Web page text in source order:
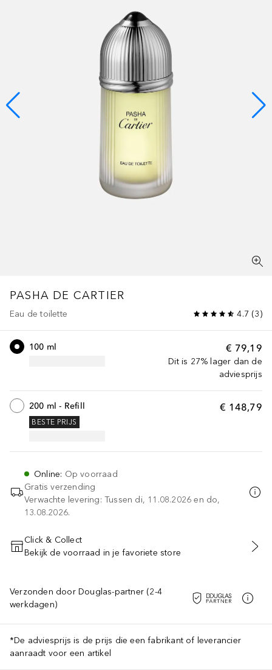
PASHA DE CARTIER
Eau de toilette 4.7 (3)
€ 79,19
Dit is 27% lager dan de
adviesprijs
100 ml
€ 148,79
200 ml - Refill
BESTE PRIJS
Online: Op voorraad
Gratis verzending
Verwachte levering: Tussen di, 11.08.2026 en do,
13.08.2026.
VOEG TOE AAN WINKELMANDJE
Click & Collect
Bekijk de voorraad in je favoriete store
Verzonden door Douglas-partner (2-4
werkdagen)
*De adviesprijs is de prijs die een fabrikant of leverancier
aanraadt voor een artikel